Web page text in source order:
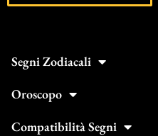
Segni Zodiacali
Oroscopo
Compatibilità Segni